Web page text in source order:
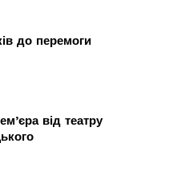
до перемоги
від театру